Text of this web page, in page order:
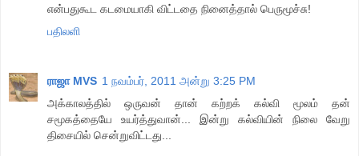
என்பதுகூட கடமையாகி விட்டதை நினைத்தால் பெருமூச்சு!
பதிலளி
ராஜா MVS 1 நவம்பர், 2011 அன்று 3:25 PM
அக்காலத்தில் ஒருவன் தான் கற்றக் கல்வி மூலம் தன்
சமூகத்தையே உயர்த்துவான்... இன்று கல்வியின் நிலை வேறு
திசையில் சென்றுவிட்டது...